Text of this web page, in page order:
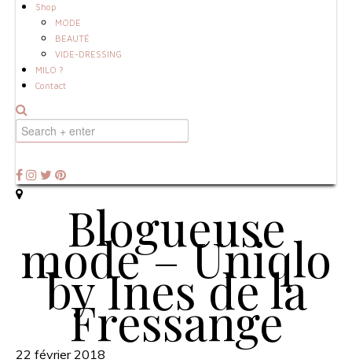
Shop
MODE
BEAUTÉ
VIDE-DRESSING
MILO ?
Contact
Blogueuse
mode – Uniqlo
by Ines de la
Fressange
22 février 2018